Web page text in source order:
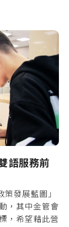
語服務前
發展藍圖」
，其中金管會
，希望藉此營